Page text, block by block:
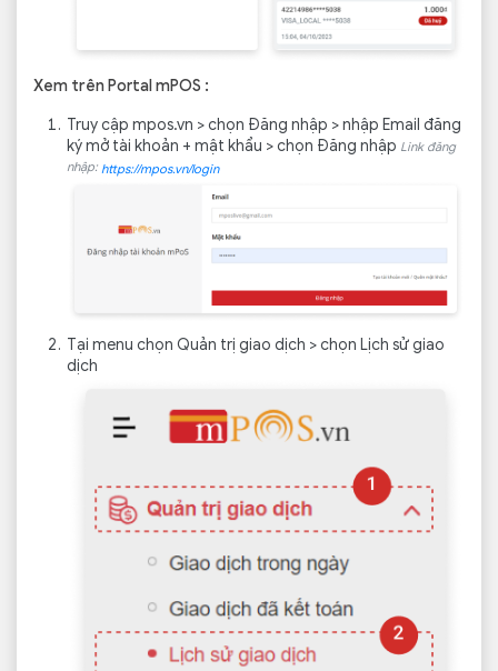
Xem trên Portal mPOS :
Truy cập mpos.vn > chọn Đăng nhập > nhập Email đăng
ký mở tài khoản + mật khẩu > chọn Đăng nhập Link đăng
nhập: https://mpos.vn/login
Tại menu chọn Quản trị giao dịch > chọn Lịch sử giao
dịch